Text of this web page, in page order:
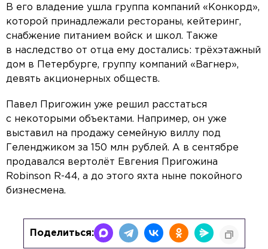
В его владение ушла группа компаний «Конкорд»,
которой принадлежали рестораны, кейтеринг,
снабжение питанием войск и школ. Также
в наследство от отца ему достались: трёхэтажный
дом в Петербурге, группу компаний «Вагнер»,
девять акционерных обществ.
Павел Пригожин уже решил расстаться
с некоторыми объектами. Например, он уже
выставил на продажу семейную виллу под
Геленджиком за 150 млн рублей. А в сентябре
продавался вертолёт Евгения Пригожина
Robinson R-44, а до этого яхта ныне покойного
бизнесмена.
Поделиться: